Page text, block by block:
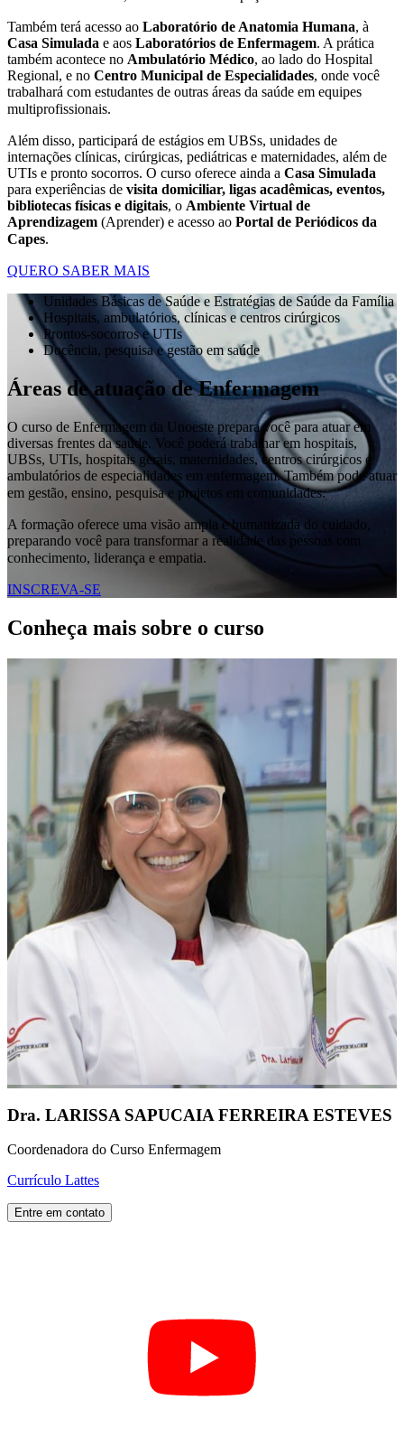
Também terá acesso ao Laboratório de Anatomia Humana, à
Casa Simulada e aos Laboratórios de Enfermagem. A prática
também acontece no Ambulatório Médico, ao lado do Hospital
Regional, e no Centro Municipal de Especialidades, onde você
trabalhará com estudantes de outras áreas da saúde em equipes
multiprofissionais.
Além disso, participará de estágios em UBSs, unidades de
internações clínicas, cirúrgicas, pediátricas e maternidades, além de
UTIs e pronto socorros. O curso oferece ainda a Casa Simulada
para experiências de visita domiciliar, ligas acadêmicas, eventos,
bibliotecas físicas e digitais, o Ambiente Virtual de
Aprendizagem (Aprender) e acesso ao Portal de Periódicos da
Capes.
QUERO SABER MAIS
Unidades Básicas de Saúde e Estratégias de Saúde da Família
Hospitais, ambulatórios, clínicas e centros cirúrgicos
Prontos-socorros e UTIs
Docência, pesquisa e gestão em saúde
Áreas de atuação de Enfermagem
O curso de Enfermagem da Unoeste prepara você para atuar em
diversas frentes da saúde. Você poderá trabalhar em hospitais,
UBSs, UTIs, hospitais gerais, maternidades, centros cirúrgicos e
ambulatórios de especialidades em enfermagem. Também pode atuar
em gestão, ensino, pesquisa e projetos em comunidades.
A formação oferece uma visão ampla e humanizada do cuidado,
preparando você para transformar a realidade das pessoas com
conhecimento, liderança e empatia.
INSCREVA-SE
Conheça mais sobre o curso
Dra. LARISSA SAPUCAIA FERREIRA ESTEVES
Coordenadora do Curso Enfermagem
Currículo Lattes
Entre em contato